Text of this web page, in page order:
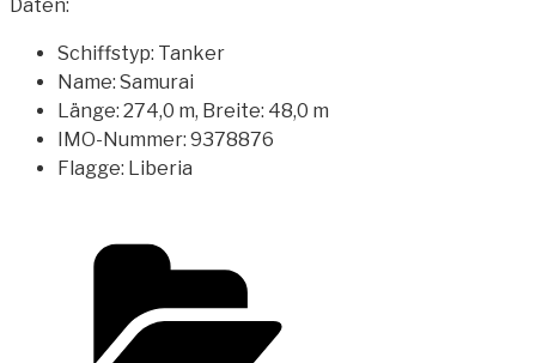
Daten:
Schiffstyp: Tanker
Name: Samurai
Länge: 274,0 m, Breite: 48,0 m
IMO-Nummer: 9378876
Flagge: Liberia